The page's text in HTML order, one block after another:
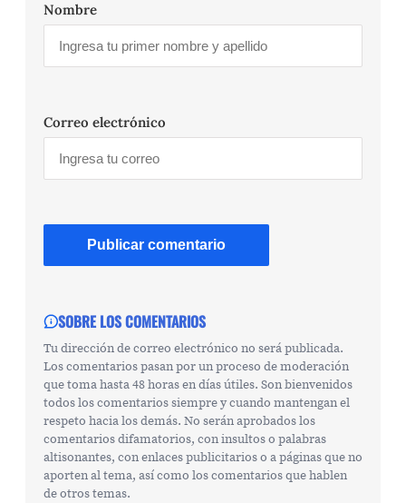
Nombre
Correo electrónico
SOBRE LOS COMENTARIOS
Tu dirección de correo electrónico no será publicada.
Los comentarios pasan por un proceso de moderación
que toma hasta 48 horas en días útiles. Son bienvenidos
todos los comentarios siempre y cuando mantengan el
respeto hacia los demás. No serán aprobados los
comentarios difamatorios, con insultos o palabras
altisonantes, con enlaces publicitarios o a páginas que no
aporten al tema, así como los comentarios que hablen
de otros temas.